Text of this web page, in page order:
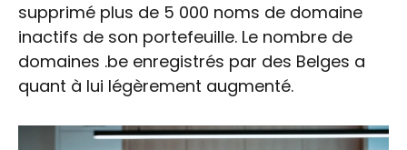
supprimé plus de 5 000 noms de domaine
inactifs de son portefeuille. Le nombre de
domaines .be enregistrés par des Belges a
quant à lui légèrement augmenté.